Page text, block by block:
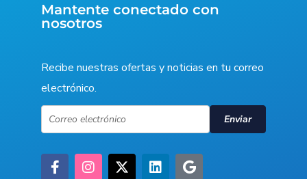
Mantente conectado con
nosotros
Recibe nuestras ofertas y noticias en tu correo
electrónico.